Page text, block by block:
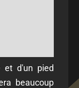
et d'un pied
beaucoup